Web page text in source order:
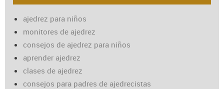
ajedrez para niños
monitores de ajedrez
consejos de ajedrez para niños
aprender ajedrez
clases de ajedrez
consejos para padres de ajedrecistas